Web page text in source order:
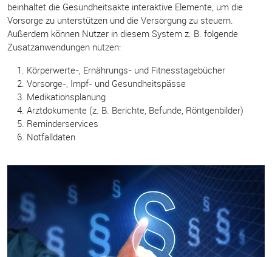
beinhaltet die Gesundheitsakte interaktive Elemente, um die
Vorsorge zu unterstützen und die Versorgung zu steuern.
Außerdem können Nutzer in diesem System z. B. folgende
Zusatzanwendungen nutzen:
Körperwerte-, Ernährungs- und Fitnesstagebücher
Vorsorge-, Impf- und Gesundheitspässe
Medikationsplanung
Arztdokumente (z. B. Berichte, Befunde, Röntgenbilder)
Reminderservices
Notfalldaten